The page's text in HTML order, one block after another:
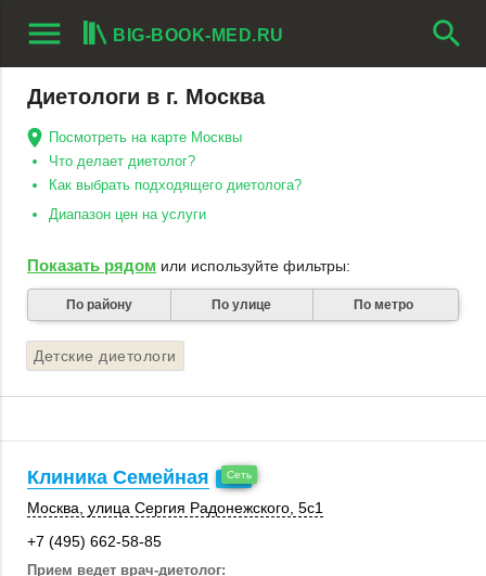
menu BIG-BOOK-MED.RU search
Диетологи в г. Москва
Посмотреть на карте Москвы
Что делает диетолог?
Как выбрать подходящего диетолога?
Диапазон цен на услуги
Показать рядом или используйте фильтры:
По району По улице По метро
Детские диетологи
Клиника Семейная
Москва , улица Сергия Радонежского, 5с1
+7 (495) 662-58-85
Прием ведет врач-диетолог: